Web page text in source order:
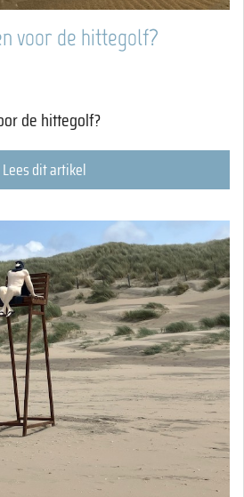
voor de hittegolf?
de hittegolf?
Lees dit artikel